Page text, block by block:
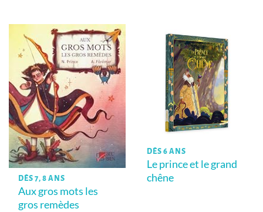
DÈS 7, 8 ANS
Aux gros mots les
gros remèdes
DÈS 6 ANS
Le prince et le grand
chêne